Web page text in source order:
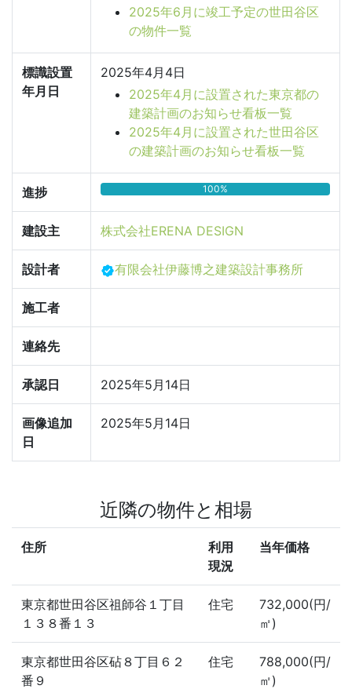
2025年6月に竣工予定の世田谷区
の物件一覧
標識設置
年月日
2025年4月4日
2025年4月に設置された東京都の
建築計画のお知らせ看板一覧
2025年4月に設置された世田谷区
の建築計画のお知らせ看板一覧
進捗 100%
建設主 株式会社ERENA DESIGN
設計者 有限会社伊藤博之建築設計事務所
施工者
連絡先
承認日 2025年5月14日
画像追加
日
2025年5月14日
近隣の物件と相場
住所
利用
現況
当年価格
東京都世田谷区祖師谷１丁目
１３８番１３
住宅
732,000(円/
㎡)
東京都世田谷区砧８丁目６２
番９
住宅
788,000(円/
㎡)